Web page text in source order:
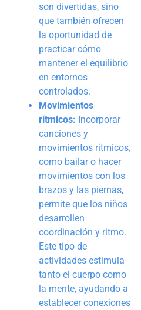
son divertidas, sino
que también ofrecen
la oportunidad de
practicar cómo
mantener el equilibrio
en entornos
controlados.
Movimientos
rítmicos: Incorporar
canciones y
movimientos rítmicos,
como bailar o hacer
movimientos con los
brazos y las piernas,
permite que los niños
desarrollen
coordinación y ritmo.
Este tipo de
actividades estimula
tanto el cuerpo como
la mente, ayudando a
establecer conexiones